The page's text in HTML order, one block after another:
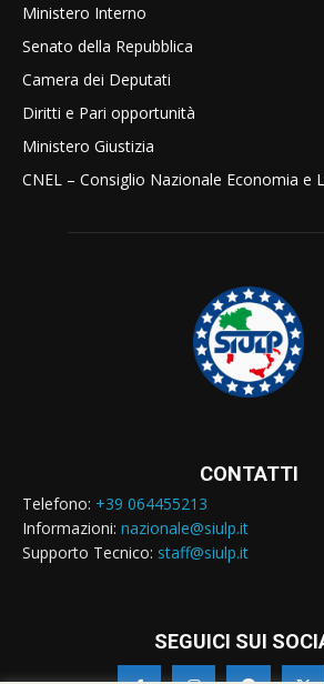
Ministero Interno
Senato della Repubblica
Camera dei Deputati
Diritti e Pari opportunità
Ministero Giustizia
CNEL – Consiglio Nazionale Economia e
CONTATTI
Telefono: +39 064455213
Informazioni: nazionale@siulp.it
Supporto Tecnico: staff@siulp.it
SEGUICI SUI